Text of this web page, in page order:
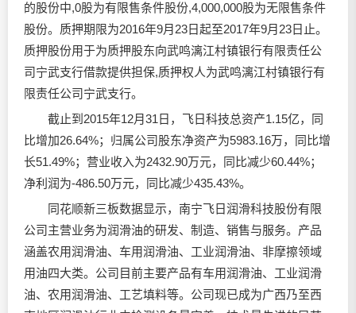
的股份中,0股为有限售条件股份,4,000,000股为无限售条件
股份。质押期限为2016年9月23日起至2017年9月23日止。
质押股份用于为质押股东向武鸣漓江村镇银行有限责任公
司宁武支行借款提供担保,质押权人为武鸣漓江村镇银行有
限责任公司宁武支行。
截止到2015年12月31日，飞日科技总资产1.15亿，同
比增加26.64%；归属公司股东净资产为5983.16万，同比增
长51.49%；营业收入为2432.90万元，同比减少60.44%；
净利润为-486.50万元，同比减少435.43%。
同花顺新三板数据显示，南宁飞日润滑科技股份有限
公司主营业务为润滑油的研发、制造、销售与服务。产品
涵盖农用润滑油、车用润滑油、工业润滑油、非摩擦领域
用油四大类。公司目前主要产品有车用润滑油、工业润滑
油、农用润滑油、工艺填料等。公司现已成为广西乃至西